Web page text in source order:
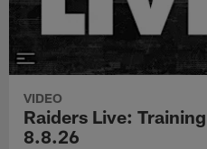
VIDEO
Raiders Live:
8.8.26